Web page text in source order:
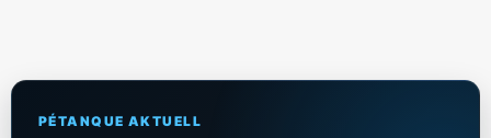
PÉTANQUE AKTUELL